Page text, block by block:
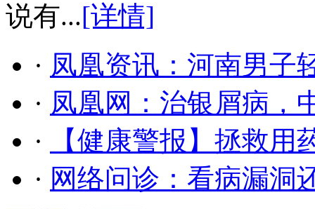
说有...[详情]
· 凤凰资讯：河南男子
· 凤凰网：治银屑病，
·
【健康警报】拯救
· 网络问诊：看病漏洞